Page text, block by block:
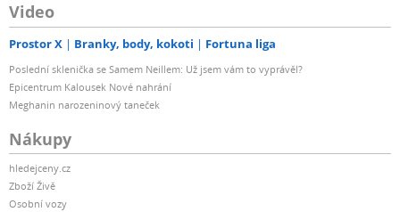
Video
Prostor X Branky, body, kokoti Fortuna liga
Poslední sklenička se Samem Neillem: Už jsem vám to vyprávěl?
Epicentrum Kalousek Nové nahrání
Meghanin narozeninový taneček
Nákupy
hledejceny.cz
Zboží Živě
Osobní vozy